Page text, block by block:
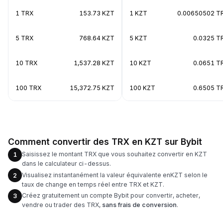
1 TRX 153.73 KZT
5 TRX 768.64 KZT
10 TRX 1,537.28 KZT
100 TRX 15,372.75 KZT
1 KZT 0.00650502
5 KZT 0.0325
10 KZT 0.0651
100 KZT 0.6505
Comment convertir des TRX en KZT sur Bybit
1
Saisissez le montant TRX que vous souhaitez convertir en KZT
dans le calculateur ci-dessus.
2
Visualisez instantanément la valeur équivalente enKZT selon le
taux de change en temps réel entre TRX et KZT.
3
Créez gratuitement un compte Bybit pour convertir, acheter,
vendre ou trader des TRX, sans frais de conversion.